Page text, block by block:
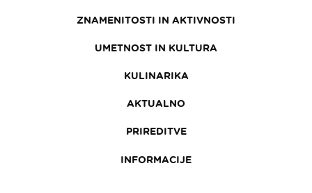
ZNAMENITOSTI IN AKTIVNOSTI
UMETNOST IN KULTURA
KULINARIKA
AKTUALNO
PRIREDITVE
INFORMACIJE